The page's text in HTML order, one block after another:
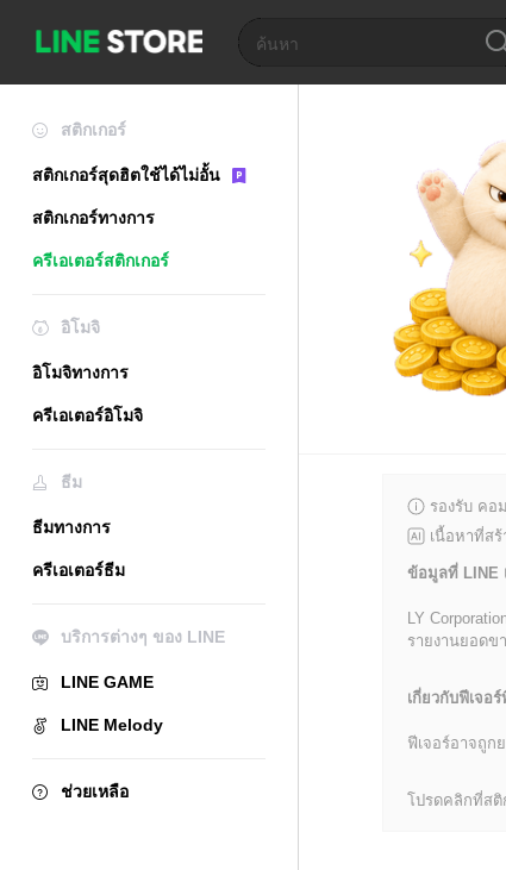
สติกเกอร์
สติกเกอร์สุดฮิตใช้ได้ไม่อั้น
สติกเกอร์ทางการ
ครีเอเตอร์สติกเกอร์
อิโมจิ
อิโมจิทางการ
ครีเอเตอร์อิโมจิ
ธีม
ธีมทางการ
ครีเอเตอร์ธีม
บริการต่างๆ ของ LINE
LINE GAME
LINE Melody
ช่วยเหลือ
รองรับ คอ
เนื้อหาที่ส
ข้อมูลที่ LINE
LY
รายงานยอด
เกี่ยวกับฟีเจอ
ฟีเจอร์อาจถูก
โปรดคลิกที่สติ